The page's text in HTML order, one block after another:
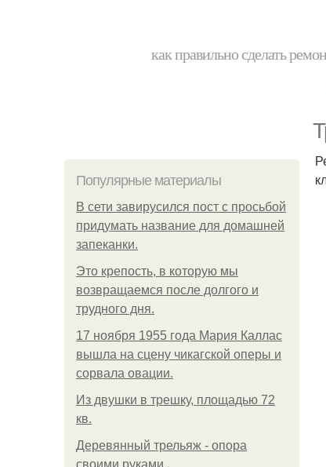
как правильно сделать
Популярные материалы
В сети завирусился пост с просьбой
придумать название для домашней
запеканки.
Это крепость, в которую мы
возвращаемся после долгого и
трудного дня.
17 ноября 1955 года Мария Каллас
вышла на сцену чикагской оперы и
сорвала овации.
Из двушки в трешку, площадью 72
кв.
Деревянный трельяж - опора
своими руками.